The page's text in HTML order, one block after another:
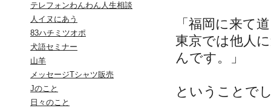
テレフォンわんわん人生相談
人イヌにあう
83ハチミツオポ
犬語セミナー
山羊
メッセージTシャツ販売
Jのこと
日々のこと
「福岡に来て
東京では他人
んです。」
ということで